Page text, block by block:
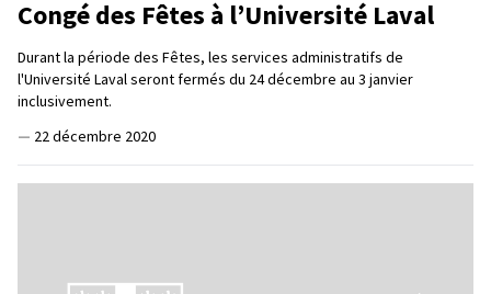
Congé des Fêtes à l’Université Laval
Durant la période des Fêtes, les services administratifs de
l'Université Laval seront fermés du 24 décembre au 3 janvier
inclusivement.
— 22 décembre 2020